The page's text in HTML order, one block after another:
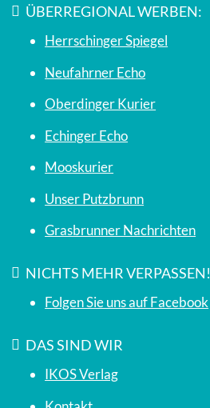
ÜBERREGIONAL WERBEN:
Herrschinger Spiegel
Neufahrner Echo
Oberdinger Kurier
Echinger Echo
Mooskurier
Unser Putzbrunn
Grasbrunner Nachrichten
NICHTS MEHR VERPASSEN!
Folgen Sie uns auf Facebook
DAS SIND WIR
IKOS Verlag